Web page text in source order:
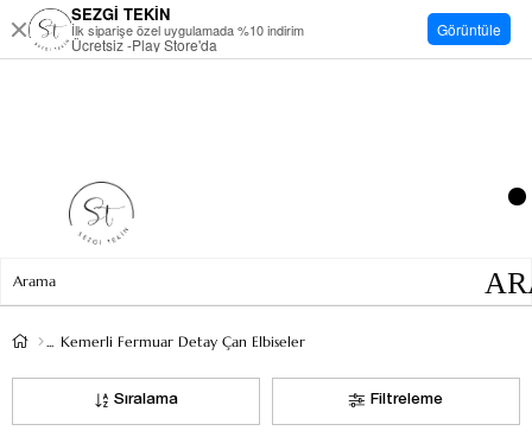
Kemerli Fermuar Detay Çan Elbiseler
Filtreleme
Sıralama
SEZGİ TEKİN
İlk siparişe özel uygulamada %10 indirim
Ücretsiz -Play Store'da
Görüntüle